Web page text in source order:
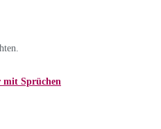
mit Sprüchen